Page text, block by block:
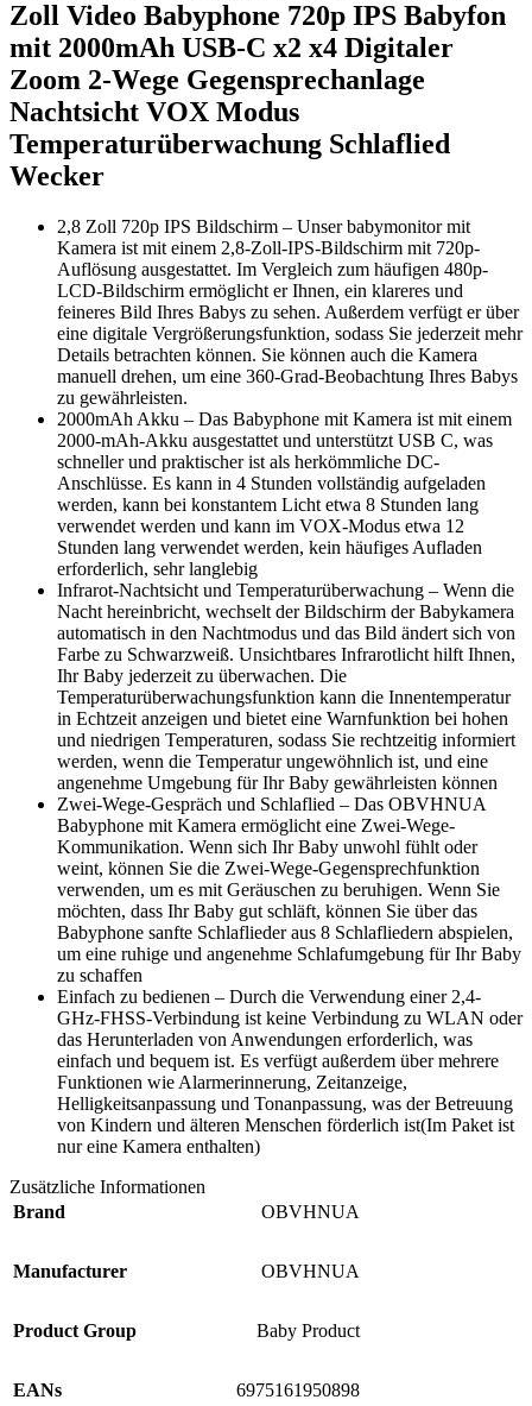
Zoll Video Babyphone 720p IPS Babyfon
mit 2000mAh USB-C x2 x4 Digitaler
Zoom 2-Wege Gegensprechanlage
Nachtsicht VOX Modus
Temperaturüberwachung Schlaflied
Wecker
2,8 Zoll 720p IPS Bildschirm – Unser babymonitor mit
Kamera ist mit einem 2,8-Zoll-IPS-Bildschirm mit 720p-
Auflösung ausgestattet. Im Vergleich zum häufigen 480p-
LCD-Bildschirm ermöglicht er Ihnen, ein klareres und
feineres Bild Ihres Babys zu sehen. Außerdem verfügt er über
eine digitale Vergrößerungsfunktion, sodass Sie jederzeit mehr
Details betrachten können. Sie können auch die Kamera
manuell drehen, um eine 360-Grad-Beobachtung Ihres Babys
zu gewährleisten.
2000mAh Akku – Das Babyphone mit Kamera ist mit einem
2000-mAh-Akku ausgestattet und unterstützt USB C, was
schneller und praktischer ist als herkömmliche DC-
Anschlüsse. Es kann in 4 Stunden vollständig aufgeladen
werden, kann bei konstantem Licht etwa 8 Stunden lang
verwendet werden und kann im VOX-Modus etwa 12
Stunden lang verwendet werden, kein häufiges Aufladen
erforderlich, sehr langlebig
Infrarot-Nachtsicht und Temperaturüberwachung – Wenn die
Nacht hereinbricht, wechselt der Bildschirm der Babykamera
automatisch in den Nachtmodus und das Bild ändert sich von
Farbe zu Schwarzweiß. Unsichtbares Infrarotlicht hilft Ihnen,
Ihr Baby jederzeit zu überwachen. Die
Temperaturüberwachungsfunktion kann die Innentemperatur
in Echtzeit anzeigen und bietet eine Warnfunktion bei hohen
und niedrigen Temperaturen, sodass Sie rechtzeitig informiert
werden, wenn die Temperatur ungewöhnlich ist, und eine
angenehme Umgebung für Ihr Baby gewährleisten können
Zwei-Wege-Gespräch und Schlaflied – Das OBVHNUA
Babyphone mit Kamera ermöglicht eine Zwei-Wege-
Kommunikation. Wenn sich Ihr Baby unwohl fühlt oder
weint, können Sie die Zwei-Wege-Gegensprechfunktion
verwenden, um es mit Geräuschen zu beruhigen. Wenn Sie
möchten, dass Ihr Baby gut schläft, können Sie über das
Babyphone sanfte Schlaflieder aus 8 Schlafliedern abspielen,
um eine ruhige und angenehme Schlafumgebung für Ihr Baby
zu schaffen
Einfach zu bedienen – Durch die Verwendung einer 2,4-
GHz-FHSS-Verbindung ist keine Verbindung zu WLAN oder
das Herunterladen von Anwendungen erforderlich, was
einfach und bequem ist. Es verfügt außerdem über mehrere
Funktionen wie Alarmerinnerung, Zeitanzeige,
Helligkeitsanpassung und Tonanpassung, was der Betreuung
von Kindern und älteren Menschen förderlich ist(Im Paket ist
nur eine Kamera enthalten)
Zusätzliche Informationen
Brand
OBVHNUA
Manufacturer OBVHNUA
Product Group Baby Product
EANs 6975161950898